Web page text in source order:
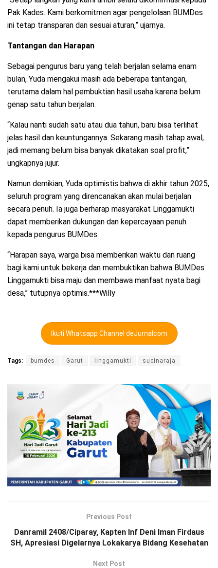
Pak Kades. Kami berkomitmen agar pengelolaan BUMDes
ini tetap transparan dan sesuai aturan,” ujarnya.
Tantangan dan Harapan
Sebagai pengurus baru yang telah berjalan selama enam
bulan, Yuda mengakui masih ada beberapa tantangan,
terutama dalam hal pembuktian hasil usaha karena belum
genap satu tahun berjalan.
“Kalau nanti sudah satu atau dua tahun, baru bisa terlihat
jelas hasil dan keuntungannya. Sekarang masih tahap awal,
jadi memang belum bisa banyak dikatakan soal profit,”
ungkapnya jujur.
Namun demikian, Yuda optimistis bahwa di akhir tahun 2025,
seluruh program yang direncanakan akan mulai berjalan
secara penuh. Ia juga berharap masyarakat Linggamukti
dapat memberikan dukungan dan kepercayaan penuh
kepada pengurus BUMDes.
“Harapan saya, warga bisa memberikan waktu dan ruang
bagi kami untuk bekerja dan membuktikan bahwa BUMDes
Linggamukti bisa maju dan membawa manfaat nyata bagi
desa,” tutupnya optimis.***Willy
Ikuti Whatsapp Channel deJurnalcom
Tags: bumdes Garut linggamukti sucinaraja
Previous Post
Danramil 2408/Ciparay, Kapten Inf Deni Iman Firdaus
SH, Apresiasi Digelarnya Lokakarya Bidang Kesehatan
Next Post